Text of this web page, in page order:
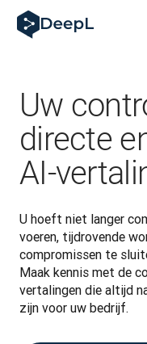
DeepL voor AI-agenten
DeepL Translation
Vertrouwen in
Hoe wij de
Van hoogwaardige
Building an instantly
Uw
directe
AI-
U hoeft niet langer
voeren, tijdrovende
compromissen te
Maak kennis met de
vertalingen die altijd
zijn voor uw bedrijf.